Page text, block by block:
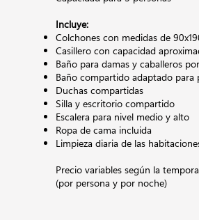
Incluye:
Colchones con medidas de
Casillero con capacidad
Baño para damas y caballeros
Baño compartido adaptado
Duchas compartidas
Silla y escritorio compartido
Escalera para nivel medio y alto
Ropa de cama incluida
Limpieza diaria de las
Precio variables según la
(por persona y por noche)